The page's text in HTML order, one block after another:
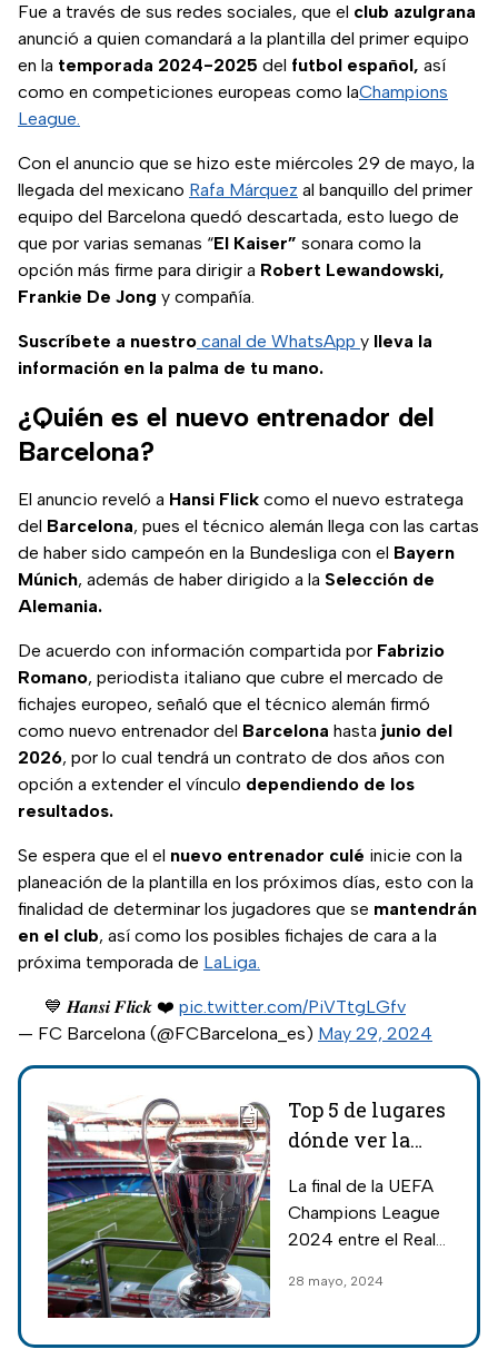
Fue a través de sus redes sociales, que el club azulgrana
anunció a quien comandará a la plantilla del primer equipo
en la temporada 2024-2025 del futbol español, así
como en competiciones europeas como laChampions
League.
Con el anuncio que se hizo este miércoles 29 de mayo, la
llegada del mexicano Rafa Márquez al banquillo del primer
equipo del Barcelona quedó descartada, esto luego de
que por varias semanas “El Kaiser” sonara como la
opción más firme para dirigir a Robert Lewandowski,
Frankie De Jong y compañía.
Suscríbete a nuestro canal de WhatsApp y lleva la
información en la palma de tu mano.
¿Quién es el nuevo entrenador del
Barcelona?
El anuncio reveló a Hansi Flick como el nuevo estratega
del Barcelona, pues el técnico alemán llega con las cartas
de haber sido campeón en la Bundesliga con el Bayern
Múnich, además de haber dirigido a la Selección de
Alemania.
De acuerdo con información compartida por Fabrizio
Romano, periodista italiano que cubre el mercado de
fichajes europeo, señaló que el técnico alemán firmó
como nuevo entrenador del Barcelona hasta junio del
2026, por lo cual tendrá un contrato de dos años con
opción a extender el vínculo dependiendo de los
resultados.
Se espera que el el nuevo entrenador culé inicie con la
planeación de la plantilla en los próximos días, esto con la
finalidad de determinar los jugadores que se mantendrán
en el club, así como los posibles fichajes de cara a la
próxima temporada de LaLiga.
💙 𝑯𝒂𝒏𝒔𝒊 𝑭𝒍𝒊𝒄𝒌 ❤️ pic.twitter.com/PiVTtgLGfv
— FC Barcelona (@FCBarcelona_es) May 29, 2024
Top 5 de lugares
dónde ver la
Champions
League 2024 en
La final de la UEFA
Champions League
2024 entre el Real
Dortmund se podrá
restaurantes y
28 mayo, 2024